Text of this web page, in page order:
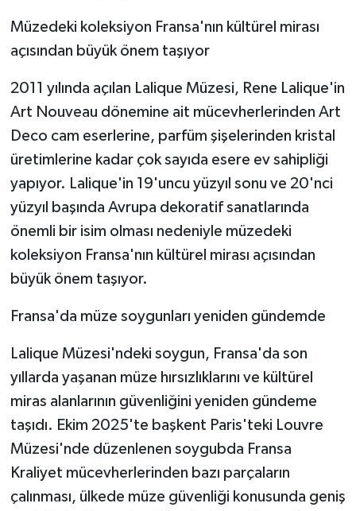
Müzedeki koleksiyon Fransa'nın kültürel mirası
açısından büyük önem taşıyor
2011 yılında açılan Lalique Müzesi, Rene Lalique'in
Art Nouveau dönemine ait mücevherlerinden Art
Deco cam eserlerine, parfüm şişelerinden kristal
üretimlerine kadar çok sayıda esere ev sahipliği
yapıyor. Lalique'in 19'uncu yüzyıl sonu ve 20'nci
yüzyıl başında Avrupa dekoratif sanatlarında
önemli bir isim olması nedeniyle müzedeki
koleksiyon Fransa'nın kültürel mirası açısından
büyük önem taşıyor.
Fransa'da müze soygunları yeniden gündemde
Lalique Müzesi'ndeki soygun, Fransa'da son
yıllarda yaşanan müze hırsızlıklarını ve kültürel
miras alanlarının güvenliğini yeniden gündeme
taşıdı. Ekim 2025'te başkent Paris'teki Louvre
Müzesi'nde düzenlenen soygubda Fransa
Kraliyet mücevherlerinden bazı parçaların
çalınması, ülkede müze güvenliği konusunda geniş